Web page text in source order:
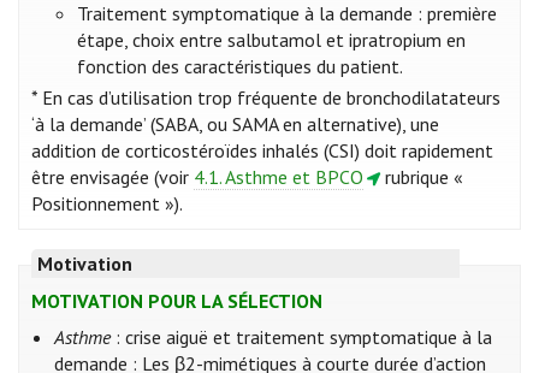
Traitement symptomatique à la demande : première
étape, choix entre salbutamol et ipratropium en
fonction des caractéristiques du patient.
* En cas d’utilisation trop fréquente de bronchodilatateurs
‘à la demande’ (SABA, ou SAMA en alternative), une
addition de corticostéroïdes inhalés (CSI) doit rapidement
être envisagée (voir 4.1. Asthme et BPCO
rubrique «
Positionnement »).
Motivation
MOTIVATION POUR LA SÉLECTION
Asthme: crise aiguë et traitement symptomatique à la
demande : Les β2-mimétiques à courte durée d’action